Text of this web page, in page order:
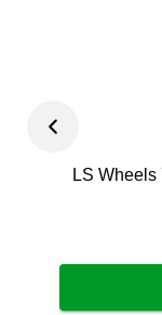
LS